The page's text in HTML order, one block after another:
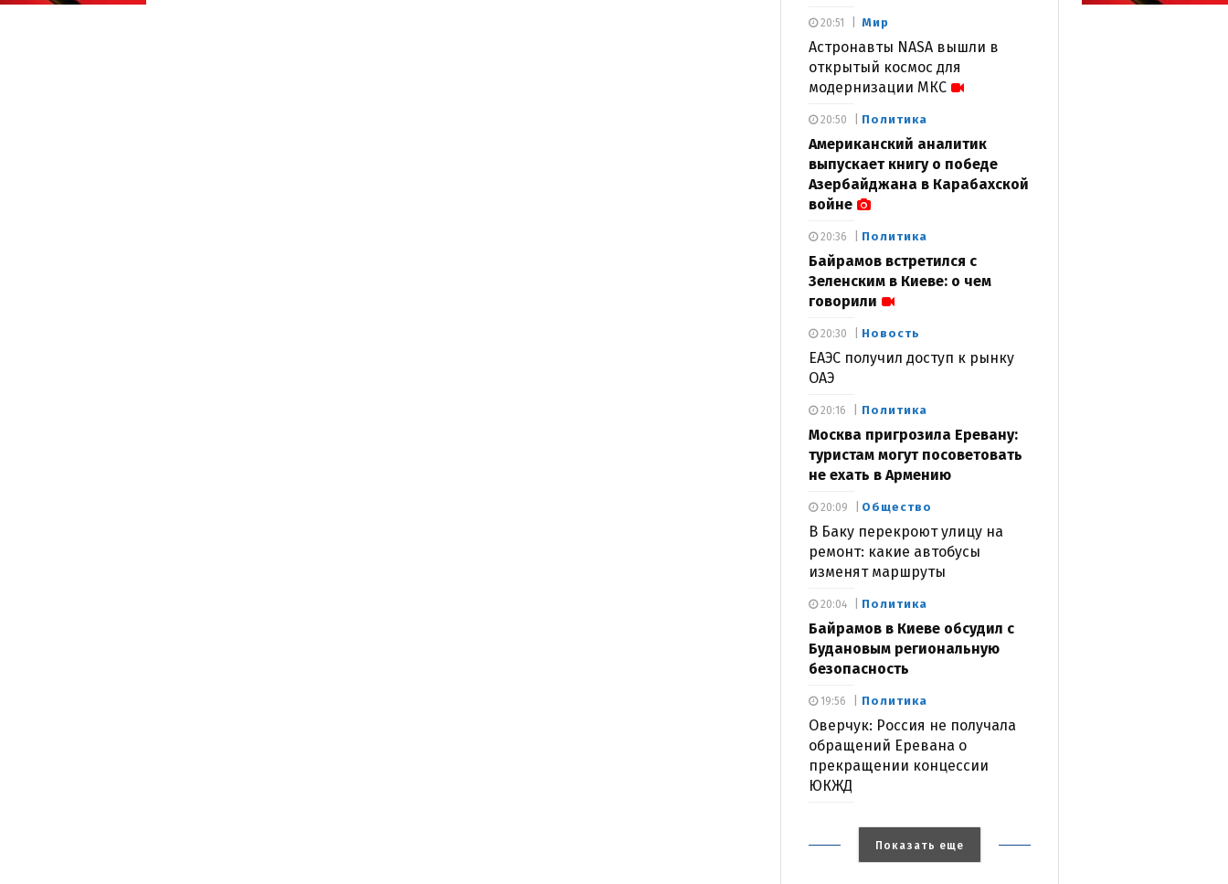
Мир
Астронавты NASA вышли в
открытый космос для
модернизации МКС
20:51
Политика
Американский аналитик
выпускает книгу о победе
Азербайджана в Карабахской
войне
20:50
Политика
Байрамов встретился с
Зеленским в Киеве: о чем
говорили
20:36
Новость
ЕАЭС получил доступ к рынку
ОАЭ
20:30
Политика
Москва пригрозила Еревану:
туристам могут посоветовать
не ехать в Армению
20:16
Общество
В Баку перекроют улицу на
ремонт: какие автобусы
изменят маршруты
20:09
Политика
Байрамов в Киеве обсудил с
Будановым региональную
безопасность
20:04
Политика
Оверчук: Россия не получала
обращений Еревана о
прекращении концессии
ЮКЖД
19:56
Показать еще